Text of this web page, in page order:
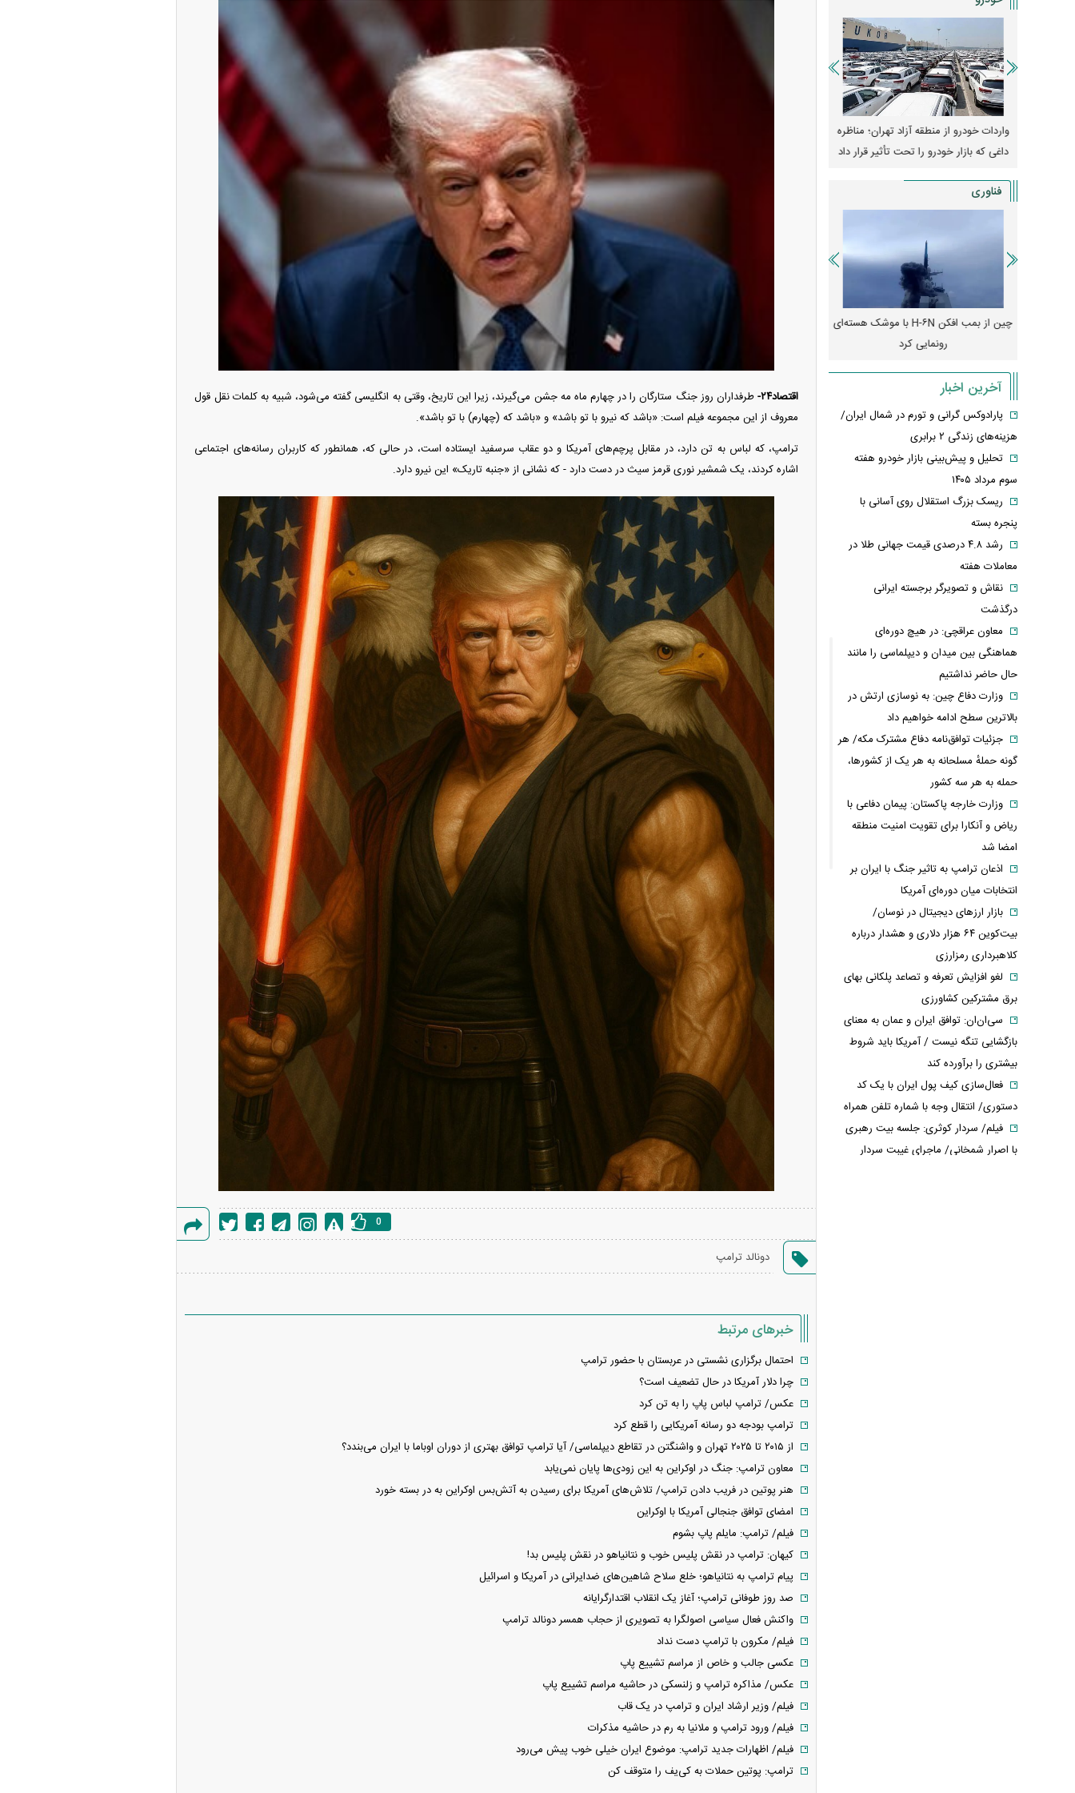
اقتصاد۲۴-
طرفداران روز جنگ ستارگان را در چهارم ماه مه جشن می‌گیرند، زیرا این تاریخ، وقتی به انگلیسی گفته می‌شود، شبیه به کلمات نقل قول
معروف از این مجموعه فیلم است: «باشد که نیرو با تو باشد» و «باشد که (چهارم) با تو باشد».
ترامپ، که لباس به تن دارد، در مقابل پرچم‌های آمریکا و دو عقاب سرسفید ایستاده است، در حالی که، همانطور که کاربران رسانه‌های اجتماعی
اشاره کردند، یک شمشیر نوری قرمز سیث در دست دارد - که نشانی از «جنبه تاریک» این نیرو دارد.
گزارش
0
دونالد ترامپ
خبرهای مرتبط
احتمال برگزاری نشستی در عربستان با حضور ترامپ
چرا دلار آمریکا در حال تضعیف است؟
عکس/ ترامپ لباس پاپ را به تن کرد
ترامپ بودجه دو رسانه آمریکایی را قطع کرد
از ۲۰۱۵ تا ۲۰۲۵ تهران و واشنگتن در تقاطع دیپلماسی/ آیا ترامپ توافق بهتری از دوران اوباما با ایران می‌بندد؟
معاون ترامپ: جنگ در اوکراین به این زودی‌ها پایان نمی‌یابد
هنر پوتین در فریب دادن ترامپ/ تلاش‌های آمریکا برای رسیدن به آتش‌بس اوکراین به در بسته خورد
امضای توافق جنجالی آمریکا با اوکراین
فیلم/ ترامپ: مایلم پاپ بشوم
کیهان: ترامپ در نقش پلیس خوب و نتانیاهو در نقش پلیس بد!
پیام ترامپ به نتانیاهو؛ خلع سلاح شاهین‌های ضدایرانی در آمریکا و اسرائیل
صد روز طوفانی ترامپ؛ آغاز یک انقلاب اقتدارگرایانه
واکنش فعال سیاسی اصولگرا به تصویری از حجاب همسر دونالد ترامپ
فیلم/ مکرون با ترامپ دست نداد
عکسی جالب و خاص از مراسم تشییع پاپ
عکس/ مذاکره ترامپ و زلنسکی در حاشیه مراسم تشییع پاپ
فیلم/ وزیر ارشاد ایران و ترامپ در یک قاب
فیلم/ ورود ترامپ و ملانیا به رم در حاشیه مذکرات
فیلم/ اظهارات جدید ترامپ: موضوع ایران خیلی خوب پیش می‌رود
ترامپ: پوتین حملات به کی‌یف را متوقف کن
واردات خودرو از منطقه آزاد تهران؛ مناظره
داغی که بازار خودرو را تحت تأثیر قرار داد
هجوم خودروسازان چینی به اروپا؛ آیا
کارخانه‌های بحران‌زده نجات پیدا می‌کنند؟
واردات خودرو از منطقه آزاد تهران؛ مناظره
داغی که بازار خودرو را تحت تأثیر قرار داد
فناوری
چین از بمب افکن H-۶N با موشک هسته‌ای
رونمایی کرد
کدامیک بیشتر است؟
رونمایی از پوکو M ۸ پاور با باتری ۸۰۰۰
میلی‌آمپرساعتی
چین از بمب افکن H-۶N با موشک هسته‌ای
آخرین اخبار
پارادوکس گرانی و تورم در شمال ایران/
هزینه‌های زندگی ۲ برابری
تحلیل و پیش‌بینی بازار خودرو هفته
سوم مرداد ۱۴۰۵
ریسک بزرگ استقلال روی آسانی با
پنجره بسته
رشد ۴.۸ درصدی قیمت جهانی طلا در
معاملات هفته
نقاش و تصویرگر برجسته ایرانی
درگذشت
معاون عراقچی: در هیچ دوره‌ای
هماهنگی بین میدان و دیپلماسی را مانند
حال حاضر نداشتیم
وزارت دفاع چین: به نوسازی ارتش در
بالاترین سطح ادامه خواهیم داد
جزئیات توافق‌نامه دفاع مشترک مکه/ هر
گونه حملهٔ مسلحانه به هر یک از کشورها،
حمله به هر سه کشور
وزارت خارجه پاکستان: پیمان دفاعی با
ریاض و آنکارا برای تقویت امنیت منطقه
امضا شد
اذعان ترامپ به تاثیر جنگ با ایران بر
انتخابات میان دوره‌ای آمریکا
بازار ارزهای دیجیتال در نوسان/
بیت‌کوین ۶۴ هزار دلاری و هشدار درباره
کلاهبرداری رمزارزی
لغو افزایش تعرفه و تصاعد پلکانی بهای
برق مشترکین کشاورزی
سی‌ان‌ان: توافق ایران و عمان به معنای
بازگشایی تنگه نیست / آمریکا باید شروط
بیشتری را برآورده کند
فعال‌سازی کیف پول ایران با یک کد
دستوری/ انتقال وجه با شماره تلفن همراه
فیلم/ سردار کوثری: جلسه بیت رهبری
با اصرار شمخانی/ ماجرای غیبت سردار